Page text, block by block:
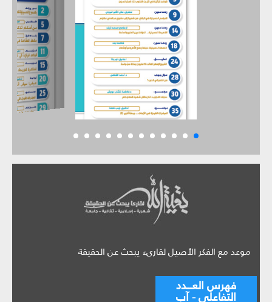
موعد مع الفكر الأصيل لقارىء يبحث عن الحقيقة
فهرس العـــدد
التفاعلي - آب